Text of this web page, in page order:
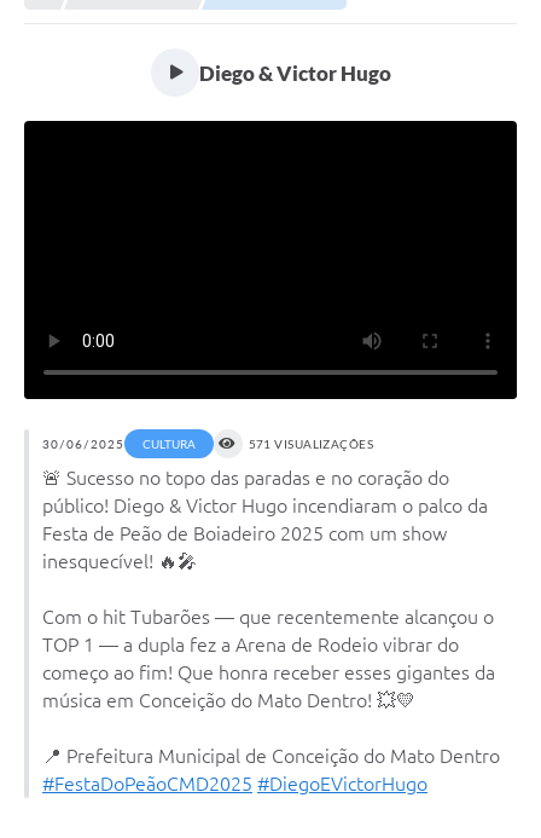
Controle Interno
SIM - Serviço de Inspeção Muncipal
e-SIC
Regularização Fundiária
Notificações de Penalidades – Decisões
Notificações Ambientais
Conselho Municipal de Conservação e Defesa do
Meio Ambiente-CODEMA
Diego & Victor Hugo
30/06/2025 CULTURA 571 VISUALIZAÇÕES
🚨 Sucesso no topo das paradas e no coração do
público! Diego & Victor Hugo incendiaram o palco da
Festa de Peão de Boiadeiro 2025 com um show
inesquecível! 🔥🎤
Com o hit Tubarões — que recentemente alcançou o
TOP 1 — a dupla fez a Arena de Rodeio vibrar do
começo ao fim! Que honra receber esses gigantes da
música em Conceição do Mato Dentro! 💥💛
📍 Prefeitura Municipal de Conceição do Mato Dentro
#FestaDoPeãoCMD2025 #DiegoEVictorHugo